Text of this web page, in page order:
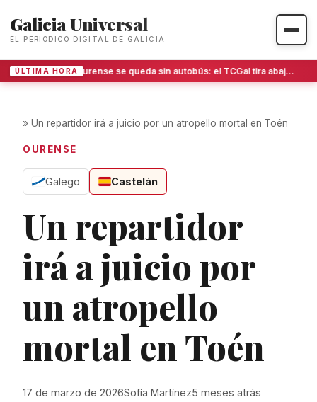
Galicia Universal
EL PERIÓDICO DIGITAL DE GALICIA
ÚLTIMA HORA Ourense se queda sin autobús: el TCGal tira abajo el contrato del transporte urbano
» Un repartidor irá a juicio por un atropello mortal en Toén
OURENSE
Galego Castelán
Un repartidor
irá a juicio por
un atropello
mortal en Toén
17 de marzo de 2026Sofía Martínez5 meses atrás